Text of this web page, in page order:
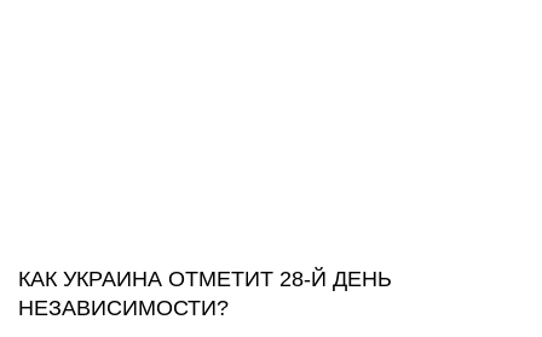
КАК УКРАИНА ОТМЕТИТ 28-Й ДЕНЬ
НЕЗАВИСИМОСТИ?